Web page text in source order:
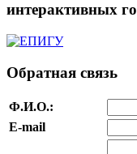
интерактивных
Обратная связь
Ф.И.О.:
E-mail